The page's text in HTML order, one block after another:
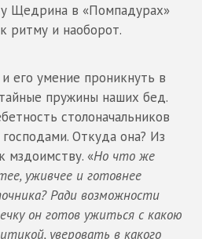
Щедрина в «Помпадурах»
ритму и наоборот.
его умение проникнуть в
пружины наших бед.
столоначальников
Откуда она? Из
мздоимству. «Но что же
уживчее и готовнее
Ради возможности
он готов ужиться с какою
уверовать в какого